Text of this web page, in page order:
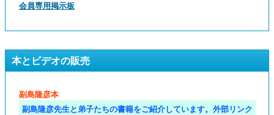
会員専用掲示板
本とビデオの販売
副島隆彦本
副島隆彦先生と弟子たちの書籍をご紹介しています。外部リンク